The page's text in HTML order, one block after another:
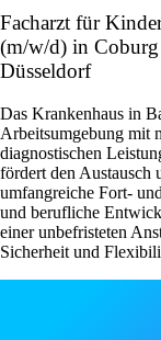
Facharzt für
(m/w/d) in
Düsseldorf
Das Krankenhaus in
Arbeitsumgebung mit
diagnostischen
fördert den Austausch
umfangreiche Fort-
und berufliche
einer unbefristeten
Sicherheit und